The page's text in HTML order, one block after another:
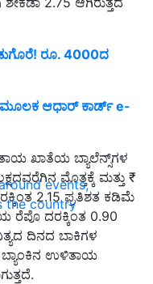
events,
the country
ರೂ. 4000ದ
ಮೂಲಕ ಆಧಾರ್‌ ಕಾರ್ಡ್‌ e-
ಖಾತೆಯ ಬ್ಯಾಲೆನ್ಸ್‌ಗಳ
ಮೊತ್ತಕ್ಕೆ ಮತ್ತು ₹
2.15 ಪ್ರತಿಶತ ಕಡಿಮೆ
ಯ ರೆಪೊ ದರಕ್ಕಿಂತ 0.90
ದಿನದ ಬಾಕಿಗಳ
ಬ್ಯಾಂಕಿನ ಉಳಿತಾಯ